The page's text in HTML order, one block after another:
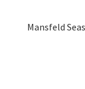
Mansfeld